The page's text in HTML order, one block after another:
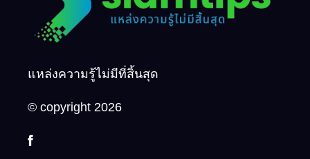
แหล่งความรู้ไม่มีที่สิ้นสุด
© copyright 2026